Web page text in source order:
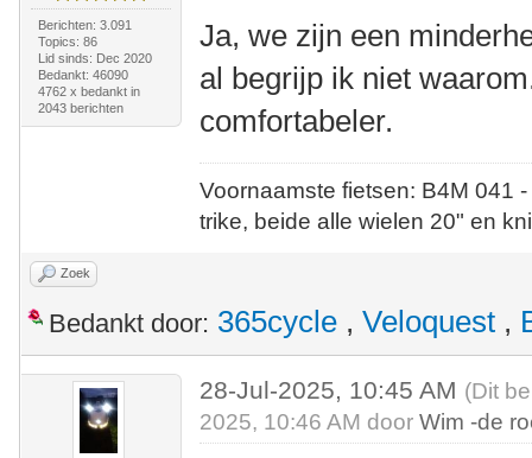
Berichten: 3.091
Topics: 86
Lid sinds: Dec 2020
Bedankt: 46090
4762 x bedankt in
2043 berichten
Ja, we zijn een
al begrijp ik niet
comfortabeler.
Voornaamste fietsen: B4M
trike, beide alle wielen 20" en
Zoek
Bedankt door: 365cycle , Veloquest ,
28-Jul-2025, 10:45 AM (Dit
2025, 10:46 AM doorWim -de